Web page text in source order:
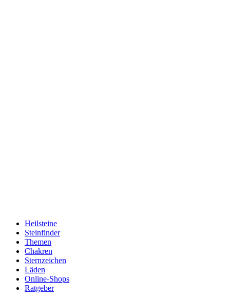
Heilsteine
Steinfinder
Themen
Chakren
Sternzeichen
Läden
Online-Shops
Ratgeber